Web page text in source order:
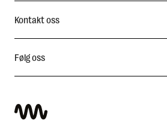
Kontakt oss
Følg oss